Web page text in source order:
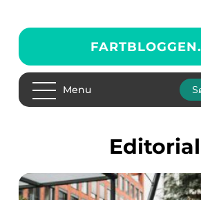
FARTBLOGGEN.
Menu
editorial